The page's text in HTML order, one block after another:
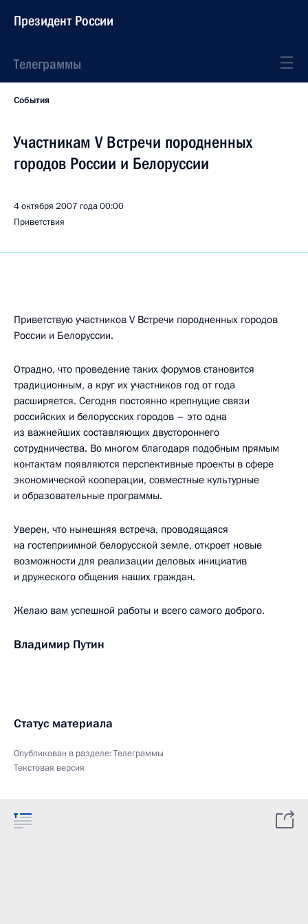
Президент России
Телеграммы
События
Участникам V Встречи породненных
городов России и Белоруссии
4 октября 2007 года00:00
Приветствия
Приветствую участников V Встречи породненных городов
России и Белоруссии.
Отрадно, что проведение таких форумов становится
традиционным, а круг их участников год от года
расширяется. Сегодня постоянно крепнущие связи
российских и белорусских городов – это одна
из важнейших составляющих двустороннего
сотрудничества. Во многом благодаря подобным прямым
контактам появляются перспективные проекты в сфере
экономической кооперации, совместные культурные
и образовательные программы.
Уверен, что нынешняя встреча, проводящаяся
на гостеприимной белорусской земле, откроет новые
возможности для реализации деловых инициатив
и дружеского общения наших граждан.
Желаю вам успешной работы и всего самого доброго.
Владимир Путин
Статус материала
Опубликован в разделе:Телеграммы
Текстовая версия